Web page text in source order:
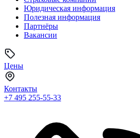
Юридическая информация
Полезная информация
Партнёры
Вакансии
Цены
Контакты
+7 495 255-55-33